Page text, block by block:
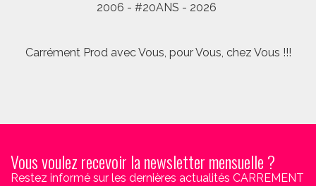
2006 - #20ANS - 2026
Carrément Prod avec Vous, pour Vous, chez Vous !!!
Vous voulez recevoir la newsletter mensuelle ?
Restez informé sur les dernières actualités CARREMENT